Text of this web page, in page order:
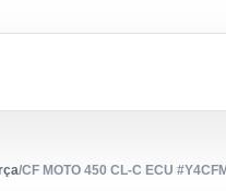
/CF MOTO 450 CL-C ECU